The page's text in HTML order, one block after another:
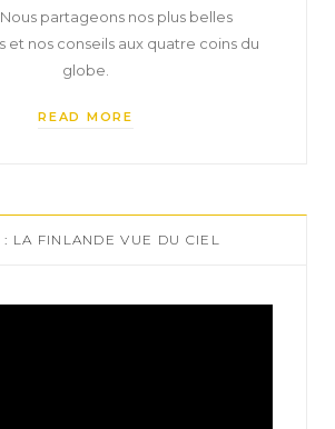
partageons nos plus belles
et nos conseils aux quatre coins du
globe.
READ MORE
: LA FINLANDE VUE DU CIEL